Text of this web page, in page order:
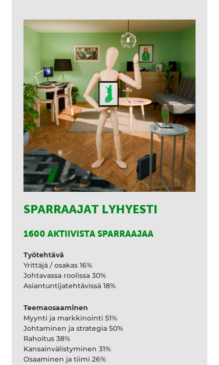
SPARRAAJAT LYHYESTI
1600 AKTIIVISTA SPARRAAJAA
Työtehtävä
Yrittäjä / osakas 16%
Johtavassa roolissa 30%
Asiantuntijatehtävissä 18%
Teemaosaaminen
Myynti ja markkinointi 51%
Johtaminen ja strategia 50%
Rahoitus 38%
Kansainvälistyminen 31%
Osaaminen ja tiimi 26%